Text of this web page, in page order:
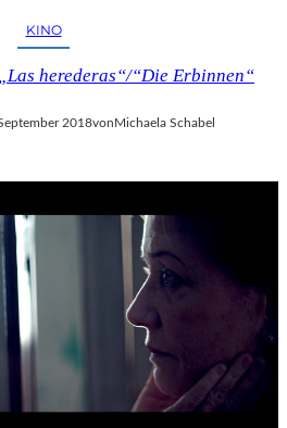
KINO
herederas“/“Die Erbinnen“
2018vonMichaela Schabel